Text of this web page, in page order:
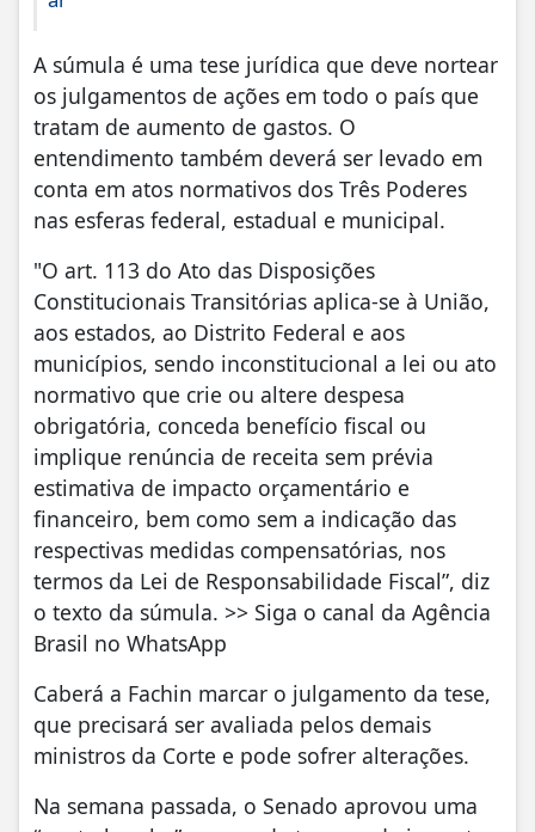
A súmula é uma tese jurídica que deve nortear
os julgamentos de ações em todo o país que
tratam de aumento de gastos. O
entendimento também deverá ser levado em
conta em atos normativos dos Três Poderes
nas esferas federal, estadual e municipal.
"O art. 113 do Ato das Disposições
Constitucionais Transitórias aplica‐se à União,
aos estados, ao Distrito Federal e aos
municípios, sendo inconstitucional a lei ou ato
normativo que crie ou altere despesa
obrigatória, conceda benefício fiscal ou
implique renúncia de receita sem prévia
estimativa de impacto orçamentário e
financeiro, bem como sem a indicação das
respectivas medidas compensatórias, nos
termos da Lei de Responsabilidade Fiscal”, diz
o texto da súmula. >> Siga o canal da Agência
Brasil no WhatsApp
Caberá a Fachin marcar o julgamento da tese,
que precisará ser avaliada pelos demais
ministros da Corte e pode sofrer alterações.
Na semana passada, o Senado aprovou uma